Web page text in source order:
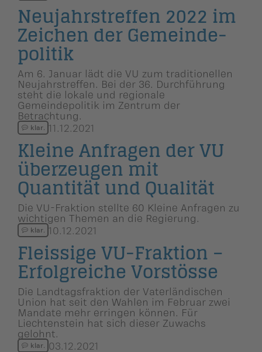
Neujahrs­treffen 2022 im
Zeichen der Gemeinde­
po­litik
Am 6. Januar lädt die VU zum traditionellen
Neujahrstreffen. Bei der 36. Durchführung
steht die lokale und regionale
Gemeindepolitik im Zentrum der
Betrachtung.
klar. 11.12.2021
Kleine Anfragen der VU
überzeugen mit
Quantität und Qualität
Die VU-Fraktion stellte 60 Kleine Anfragen zu
wichtigen Themen an die Regierung.
klar. 10.12.2021
Fleissige VU-Fraktion –
Erfolgreiche Vorstösse
Die Landtagsfraktion der Vaterländischen
Union hat seit den Wahlen im Februar zwei
Mandate mehr erringen können. Für
Liechtenstein hat sich dieser Zuwachs
gelohnt.
klar. 03.12.2021